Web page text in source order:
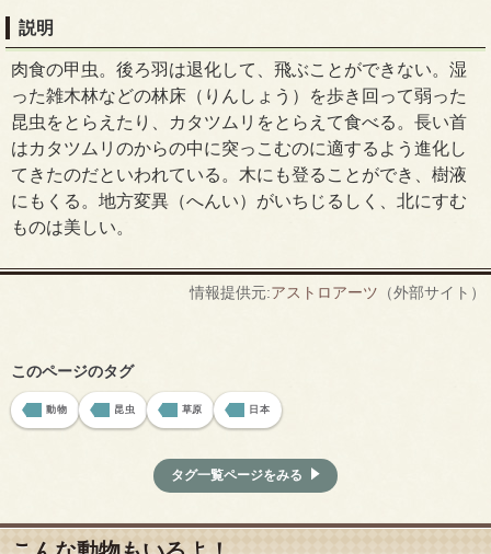
説明
肉食の甲虫。後ろ羽は退化して、飛ぶことができない。湿
った雑木林などの林床（りんしょう）を歩き回って弱った
昆虫をとらえたり、カタツムリをとらえて食べる。長い首
はカタツムリのからの中に突っこむのに適するよう進化し
てきたのだといわれている。木にも登ることができ、樹液
にもくる。地方変異（へんい）がいちじるしく、北にすむ
ものは美しい。
情報提供元:アストロアーツ （外部サイト）
このページのタグ
動物 昆虫 草原 日本
タグ一覧ページをみる